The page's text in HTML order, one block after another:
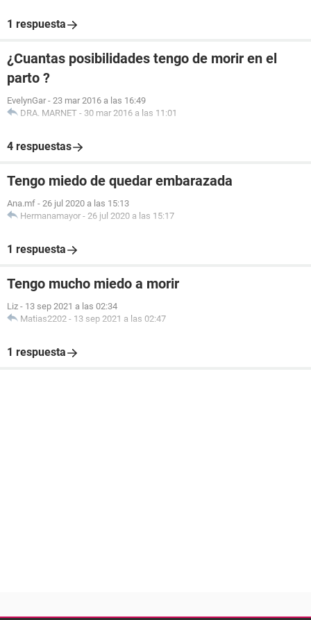
1 respuesta
¿Cuantas posibilidades tengo de morir en el
parto ?
EvelynGar - 23 mar 2016 a las 16:49
DRA. MARNET - 30 mar 2016 a las 11:01
4 respuestas
Tengo miedo de quedar embarazada
Ana.mf - 26 jul 2020 a las 15:13
Hermanamayor - 26 jul 2020 a las 15:17
1 respuesta
Tengo mucho miedo a morir
Liz - 13 sep 2021 a las 02:34
Matias2202 - 13 sep 2021 a las 02:47
1 respuesta